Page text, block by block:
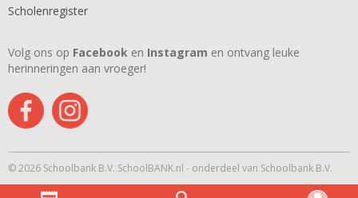
Scholenregister
Volg ons op Facebook en Instagram en ontvang leuke
herinneringen aan vroeger!
© 2026 Schoolbank B.V. SchoolBANK.nl - onderdeel van Schoolbank B.V.